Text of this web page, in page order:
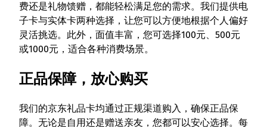
费还是礼物馈赠，都能轻松满足您的需求。我们提供电
子卡与实体卡两种选择，让您可以方便地根据个人偏好
灵活挑选。此外，面值丰富，您可选择100元、500元
或1000元，适合各种消费场景。
正品保障，放心购买
我们的京东礼品卡均通过正规渠道购入，确保正品保
障。无论是自用还是赠送亲友，您都可以安心选择。每